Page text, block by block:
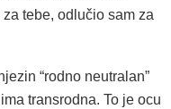
tebe, odlučio sam za
“rodno neutralan”
transrodna. To je ocu